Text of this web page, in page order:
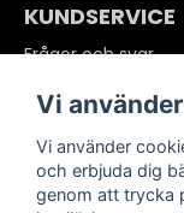
KUNDSERVICE
Frågor och svar
Betalning
Retur och
Integritetspolicy
Vi
Vi använder
och erbjuda dig
genom att trycka